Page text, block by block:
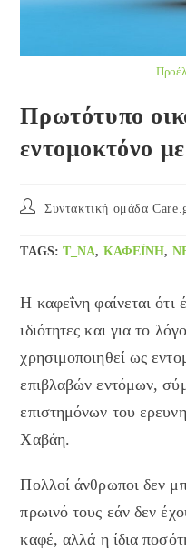
Πρωτότυπο
εντομοκτόνο
Post Συντακτική ομάδα
TAGS:T_NA, ΚΑΦΕΪΝΗ,
Η καφεΐνη φαίνεται ότι
ιδιότητες και για το
χρησιμοποιηθεί ως
επιβλαβών εντόμων,
επιστημόνων του
Χαβάη.
Πολλοί άνθρωποι δεν
πρωινό τους εάν δεν
καφέ, αλλά η ίδια